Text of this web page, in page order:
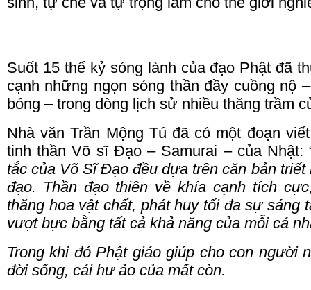
Suốt 15 thế kỷ sóng lành của đạo Phật đã
cạnh những ngọn sóng thần đầy cuồng nộ
bóng – trong dòng lịch sử nhiều thăng trầm
Nhà văn Trần Mộng Tú đã có một đoạn
tinh thần Võ sĩ Đạo – Samurai – của Nhật:
tắc của Võ Sĩ Đạo đều dựa trên căn bản triết
đạo. Thần đạo thiên về khía cạnh tích
thăng hoa vật chất, phát huy tối đa sự sáng
vượt bực bằng tất cả khả năng của mỗi cá
Trong khi đó Phật giáo giúp cho con người
đời sống, cái hư ảo của mất còn.